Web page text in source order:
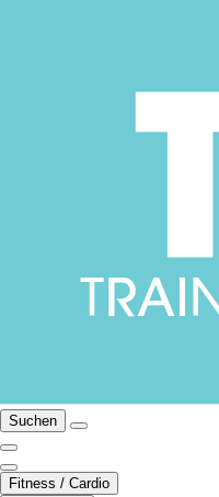
Suchen
Fitness / Cardio